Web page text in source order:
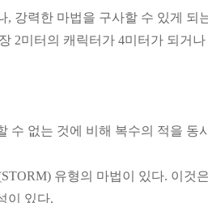
강력한 마법을 구사할 수 있게 되
2미터의 캐릭터가 4미터가 되거
없는 것에 비해 복수의 적을 동
유형의 마법이 있다. 이것
이 있다.